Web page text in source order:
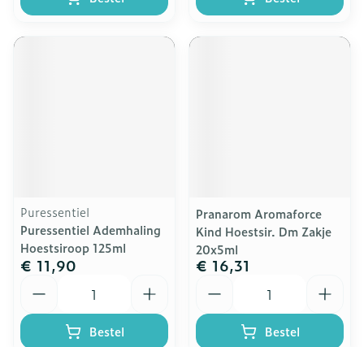
Puressentiel
Puressentiel Ademhaling
Hoestsiroop 125ml
€ 11,90
Bestel
Pranarom Aromaforce
Kind Hoestsir. Dm Zakje
20x5ml
€ 16,31
Bestel